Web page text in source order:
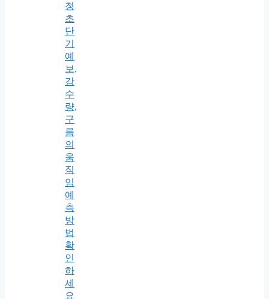
청
초
단
기
예
보,
강
수
량,
구
름
의
움
직
임
예
측
방
법
확
인
하
세
요